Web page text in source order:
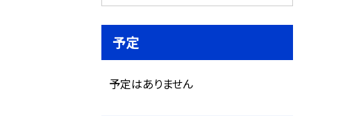
予定
予定はありません